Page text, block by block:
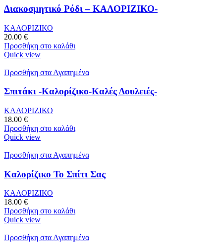
Διακοσμητικό Ρόδι – ΚΑΛΟΡΙΖΙΚΟ-
ΚΑΛΟΡΙΖΙΚΟ
20.00 €
Προσθήκη στο καλάθι
Quick view
Προσθήκη στα Αγαπημένα
Σπιτάκι -Καλορίζικο-Καλές Δουλειές-
ΚΑΛΟΡΙΖΙΚΟ
18.00 €
Προσθήκη στο καλάθι
Quick view
Προσθήκη στα Αγαπημένα
Καλορίζικο Το Σπίτι Σας
ΚΑΛΟΡΙΖΙΚΟ
18.00 €
Προσθήκη στο καλάθι
Quick view
Προσθήκη στα Αγαπημένα